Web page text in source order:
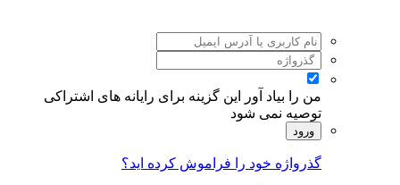
من را بیاد آور
این گزینه برای رایانه های اشتراکی
توصیه نمی شود
ورود
گذرواژه خود را فراموش کرده اید؟